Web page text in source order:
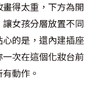
得太重，下方為開
女孩分層放置不同
的是，還內建插座
次在這個化妝台前
動作。